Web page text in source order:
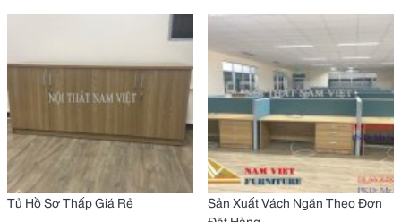
Tủ Hồ Sơ Thấp Giá Rẻ
Sản Xuất Vách Ngăn Theo Đơn